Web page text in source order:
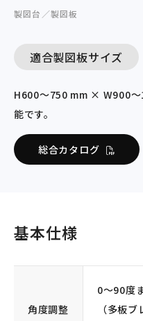
製図台／製図板
適合製図板サイズ
H600～750 mm × W900
能です。
総合カタログ
基本仕様
角度調整
0～90度
（多板